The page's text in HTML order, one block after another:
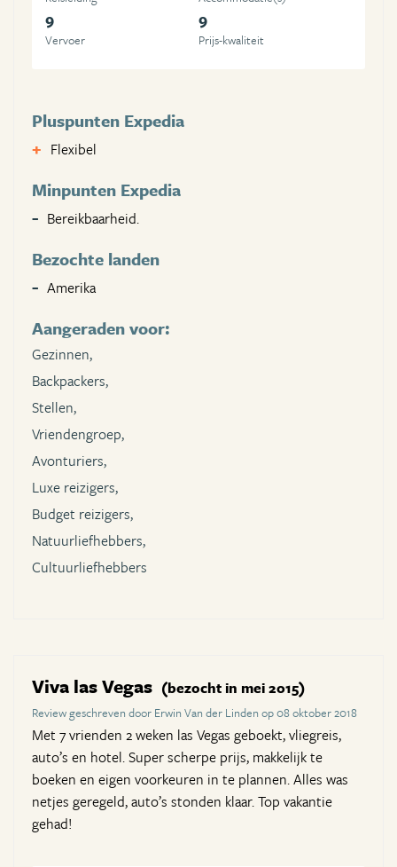
9
Vervoer
9
Prijs-kwaliteit
Pluspunten Expedia
Flexibel
Minpunten Expedia
Bereikbaarheid.
Bezochte landen
Amerika
Aangeraden voor:
Gezinnen,
Backpackers,
Stellen,
Vriendengroep,
Avonturiers,
Luxe reizigers,
Budget reizigers,
Natuurliefhebbers,
Cultuurliefhebbers
Viva las Vegas (bezocht in mei 2015)
Review geschreven door Erwin Van der Linden op 08 oktober 2018
Met 7 vrienden 2 weken las Vegas geboekt, vliegreis,
auto’s en hotel. Super scherpe prijs, makkelijk te
boeken en eigen voorkeuren in te plannen. Alles was
netjes geregeld, auto’s stonden klaar. Top vakantie
gehad!